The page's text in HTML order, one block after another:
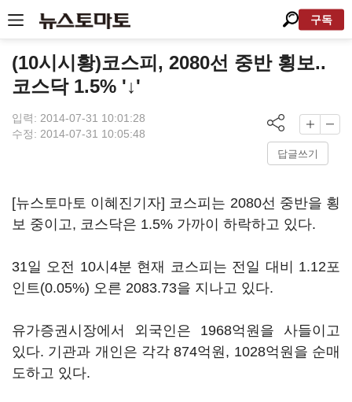
구독
(10시시황)코스피, 2080선 중반 횡보..
코스닥 1.5% '↓'
입력: 2014-07-31 10:01:28
수정: 2014-07-31 10:05:48
답글쓰기
[뉴스토마토 이혜진기자] 코스피는 2080선 중반을 횡
보 중이고, 코스닥은 1.5% 가까이 하락하고 있다.
31일 오전 10시4분 현재 코스피는 전일 대비 1.12포
인트(0.05%) 오른 2083.73을 지나고 있다.
유가증권시장에서 외국인은 1968억원을 사들이고
있다. 기관과 개인은 각각 874억원, 1028억원을 순매
도하고 있다.